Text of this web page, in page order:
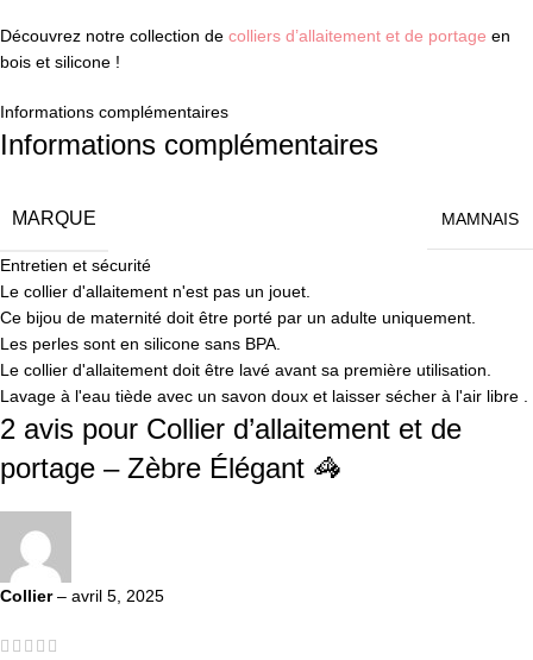
Découvrez notre collection de colliers d’allaitement et de portage en
bois et silicone !
Informations complémentaires
Informations complémentaires
MARQUE MAMNAIS
Entretien et sécurité
Le collier d'allaitement n'est pas un jouet.
Ce bijou de maternité doit être porté par un adulte uniquement.
Les perles sont en silicone sans BPA.
Le collier d'allaitement doit être lavé avant sa première utilisation.
Lavage à l'eau tiède avec un savon doux et laisser sécher à l'air libre .
2 avis pour Collier d’allaitement et de
portage – Zèbre Élégant 🦓
Collier– avril 5, 2025